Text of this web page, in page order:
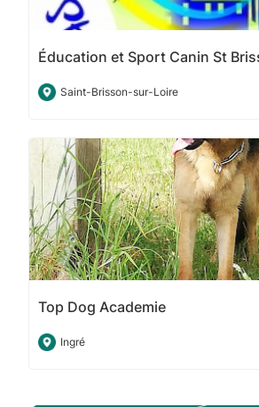
Éducation et Sport Canin St
Saint-Brisson-sur-Loire
Top Dog Academie
Ingré